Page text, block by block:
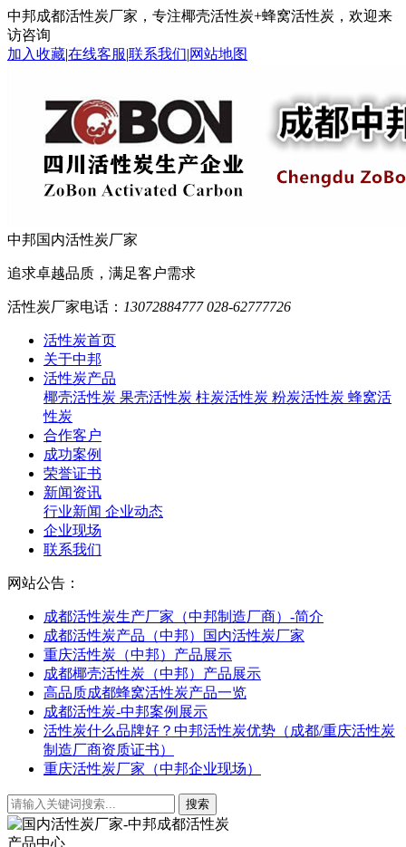
中邦成都活性炭厂家，专注椰壳活性炭+蜂窝活性炭，欢迎来
访咨询
加入收藏|在线客服|联系我们|网站地图
中邦国内活性炭厂家
追求卓越品质，满足客户需求
活性炭厂家电话： 13072884777 028-62777726
活性炭首页
关于中邦
活性炭产品
椰壳活性炭 果壳活性炭 柱炭活性炭 粉炭活性炭 蜂窝活
性炭
合作客户
成功案例
荣誉证书
新闻资讯
行业新闻 企业动态
企业现场
联系我们
网站公告：
成都活性炭生产厂家（中邦制造厂商）-简介
成都活性炭产品（中邦）国内活性炭厂家
重庆活性炭（中邦）产品展示
成都椰壳活性炭（中邦）产品展示
高品质成都蜂窝活性炭产品一览
成都活性炭-中邦案例展示
活性炭什么品牌好？中邦活性炭优势（成都/重庆活性炭
制造厂商资质证书）
重庆活性炭厂家（中邦企业现场）
产品中心